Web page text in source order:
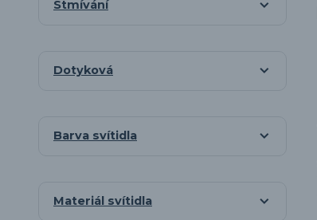
Stmívání
Dotyková
Barva svítidla
Materiál svítidla